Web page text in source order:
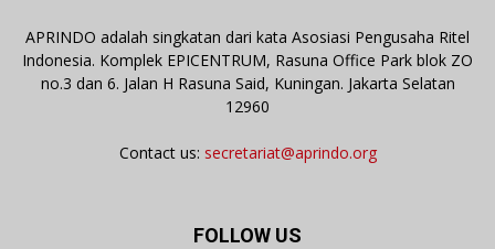
APRINDO adalah singkatan dari kata Asosiasi Pengusaha Ritel
Indonesia. Komplek EPICENTRUM, Rasuna Office Park blok ZO
no.3 dan 6. Jalan H Rasuna Said, Kuningan. Jakarta Selatan
12960
Contact us: secretariat@aprindo.org
FOLLOW US